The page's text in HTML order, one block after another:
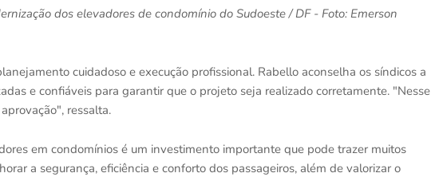
dos elevadores de condomínio do Sudoeste / DF - Foto: Emerson
cuidadoso e execução profissional. Rabello aconselha os síndicos a
e confiáveis para garantir que o projeto seja realizado corretamente. "Nesse
ressalta.
em condomínios é um investimento importante que pode trazer muitos
a segurança, eficiência e conforto dos passageiros, além de valorizar o